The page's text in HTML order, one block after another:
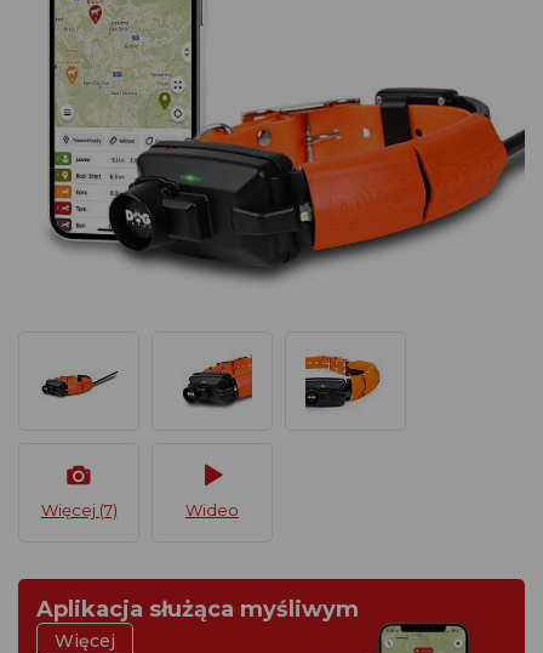
Więcej (7) Wideo
Aplikacja służąca myśliwym
Więcej